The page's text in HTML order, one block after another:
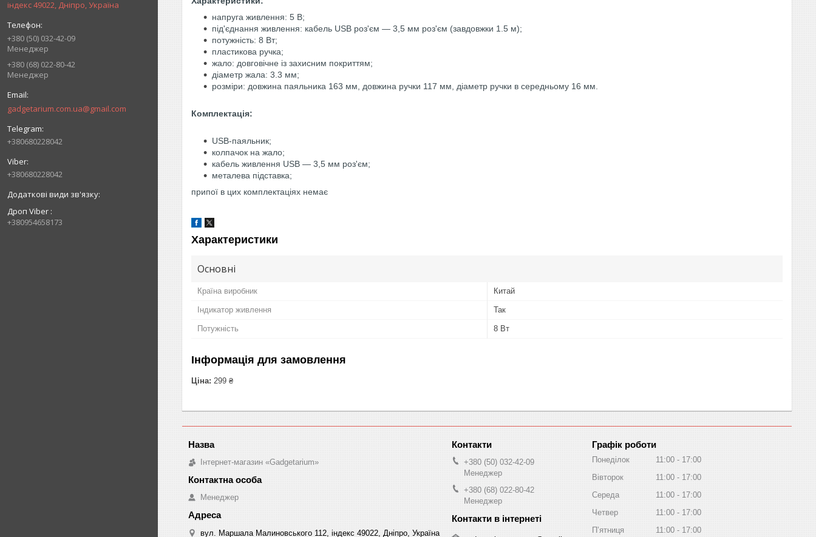
індекс 49022, Дніпро, Україна
+380 (50) 032-42-09
Менеджер
+380 (68) 022-80-42
Менеджер
gadgetarium.com.ua@gmail.com
+380680228042
+380680228042
Дроп Viber
+380954658173
напруга живлення: 5 В;
під'єднання живлення: кабель USB роз'єм — 3,5 мм роз'єм (завдовжки 1.5 м);
потужність: 8 Вт;
пластикова ручка;
жало: довговічне із захисним покриттям;
діаметр жала: 3.3 мм;
розміри: довжина паяльника 163 мм, довжина ручки 117 мм, діаметр ручки в середньому 16 мм.
Комплектація:
USB-паяльник;
колпачок на жало;
кабель живлення USB — 3,5 мм роз'єм;
металева підставка;
припої в цих комплектаціях немає
Характеристики
Основні
Країна виробник Китай
Індикатор живлення Так
Потужність 8 Вт
Інформація для замовлення
Ціна: 299 ₴
Інтернет-магазин «Gadgetarium»
Менеджер
вул. Маршала Малиновського 112, індекс 49022, Дніпро, Україна
+380 (50) 032-42-09
Менеджер
+380 (68) 022-80-42
Менеджер
Графік роботи
Понеділок 11:00
17:00
Вівторок
11:00
17:00
Середа
11:00
17:00
Четвер
11:00
17:00
Пʼятниця
11:00 17:00